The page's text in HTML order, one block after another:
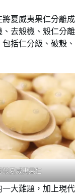
夏威夷果仁分離成
去殼機、殼仁分離
括仁分級、破殼、
殼夏威夷果仁
大難題，加上現代